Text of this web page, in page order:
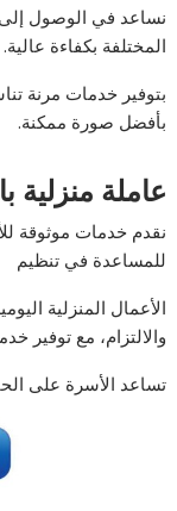
نساعد في الوصول إلى
المختلفة بكفاءة
بتوفير خدمات مرنة
بأفضل صورة ممكنة.
عاملة منزلية
نقدم خدمات موثوقة
للمساعدة في تنظيم
الأعمال المنزلية
والالتزام، مع توفير
تساعد الأسرة على